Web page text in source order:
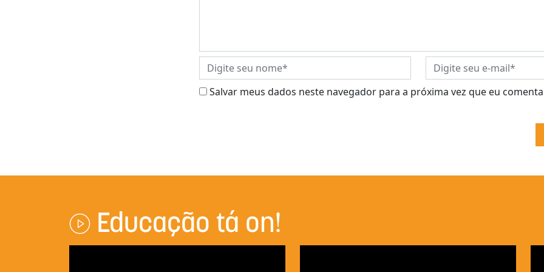
Salvar meus dados neste navegador para a próxima vez que eu
Educação tá on!